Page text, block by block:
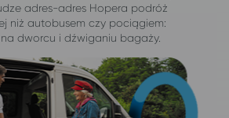
adres-adres Hopera podróż
niż autobusem czy pociągiem:
dworcu i dźwiganiu bagaży.